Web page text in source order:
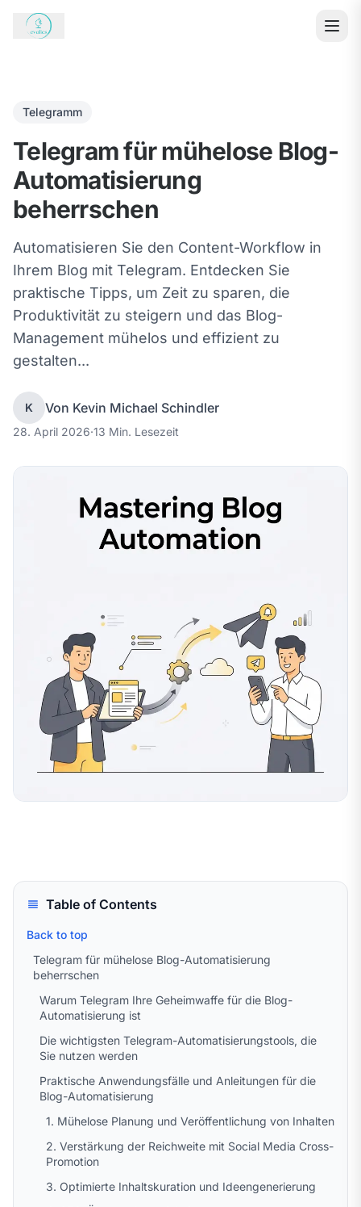
Telegramm
Telegram für mühelose Blog-
Automatisierung
beherrschen
Automatisieren Sie den Content-Workflow in
Ihrem Blog mit Telegram. Entdecken Sie
praktische Tipps, um Zeit zu sparen, die
Produktivität zu steigern und das Blog-
Management mühelos und effizient zu
gestalten...
K Von Kevin Michael Schindler
28. April 2026·13 Min. Lesezeit
Table of Contents
Back to top
Telegram für mühelose Blog-Automatisierung
beherrschen
Warum Telegram Ihre Geheimwaffe für die Blog-
Automatisierung ist
Die wichtigsten Telegram-Automatisierungstools, die
Sie nutzen werden
Praktische Anwendungsfälle und Anleitungen für die
Blog-Automatisierung
1. Mühelose Planung und Veröffentlichung von Inhalten
2. Verstärkung der Reichweite mit Social Media Cross-
Promotion
3. Optimierte Inhaltskuration und Ideengenerierung